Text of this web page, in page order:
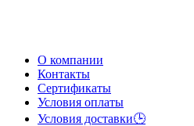
О компании
Контакты
Сертификаты
Условия оплаты
Условия доставки🕒